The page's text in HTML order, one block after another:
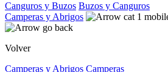
Canguros y Buzos Buzos y Canguros
Camperas y Abrigos
Volver
Camperas y Abrigos Camperas